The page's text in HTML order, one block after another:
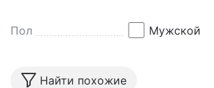
Пол Мужской
Найти похожие